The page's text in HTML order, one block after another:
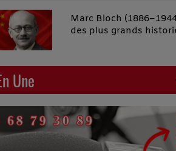
Marc Bloch
des plus grands
Une